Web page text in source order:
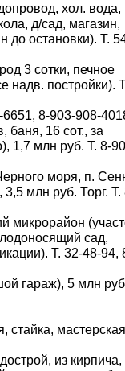
хол. вода,
д/сад, магазин,
до остановки). Т.
3 сотки, печное
надв. постройки).
6651, 8-903-908-
баня, 16 сот., за
1,7 млн руб. Т. 8-
моря, п.
млн руб. Торг. Т.
микрорайон
сад,
Т. 32-48-94,
гараж), 5 млн
стайка,
из кирпича,